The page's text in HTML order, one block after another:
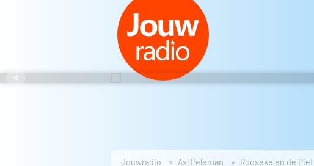
Jouwradio Axl Peleman Rooseke en de Piet